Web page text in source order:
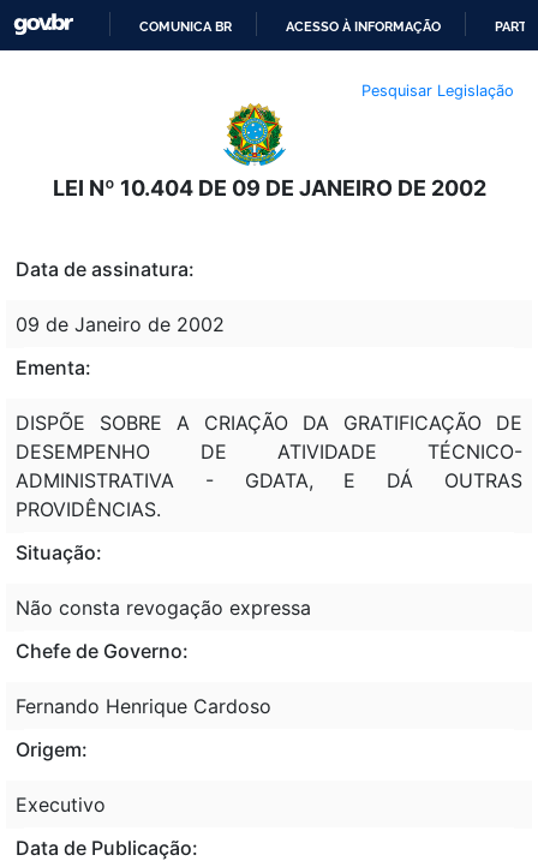
O
CONTEÚDO
COMUNICA BR ACESSO À INFORMAÇÃO
Pesquisar Legislação
LEI Nº 10.404 DE 09 DE JANEIRO DE 2002
Data de assinatura:
09 de Janeiro de 2002
Ementa:
DISPÕE SOBRE A CRIAÇÃO DA GRATIFICAÇÃO DE
DESEMPENHO DE ATIVIDADE TÉCNICO-
ADMINISTRATIVA - GDATA, E DÁ OUTRAS
PROVIDÊNCIAS.
Situação:
Não consta revogação expressa
Chefe de Governo:
Fernando Henrique Cardoso
Origem:
Executivo
Data de Publicação: